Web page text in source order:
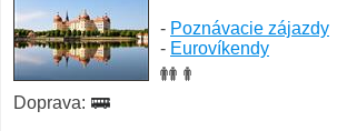
- Poznávacie zájazdy
- Eurovíkendy
Doprava: